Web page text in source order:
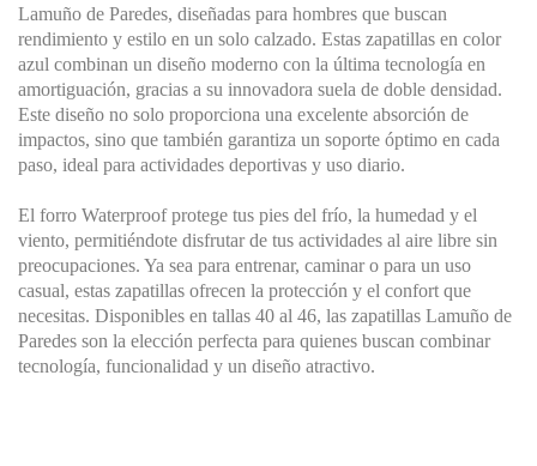
Lamuño de Paredes, diseñadas para hombres que buscan
rendimiento y estilo en un solo calzado. Estas zapatillas en color
azul combinan un diseño moderno con la última tecnología en
amortiguación, gracias a su innovadora suela de doble densidad.
Este diseño no solo proporciona una excelente absorción de
impactos, sino que también garantiza un soporte óptimo en cada
paso, ideal para actividades deportivas y uso diario.
El forro Waterproof protege tus pies del frío, la humedad y el
viento, permitiéndote disfrutar de tus actividades al aire libre sin
preocupaciones. Ya sea para entrenar, caminar o para un uso
casual, estas zapatillas ofrecen la protección y el confort que
necesitas. Disponibles en tallas 40 al 46, las zapatillas Lamuño de
Paredes son la elección perfecta para quienes buscan combinar
tecnología, funcionalidad y un diseño atractivo.